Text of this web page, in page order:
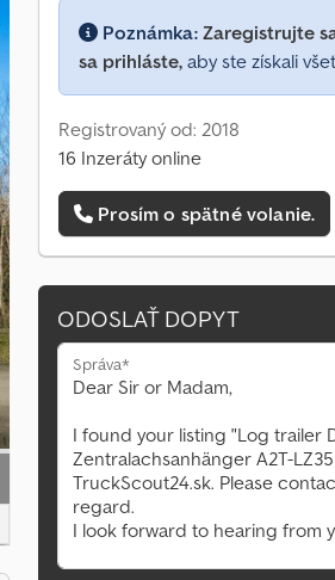
Poznámka: Zaregistrujte
sa prihláste, aby ste získali
Registrovaný od: 2018
16 Inzeráty online
Prosím o spätné volanie.
ODOSLAŤ DOPYT
Správa*